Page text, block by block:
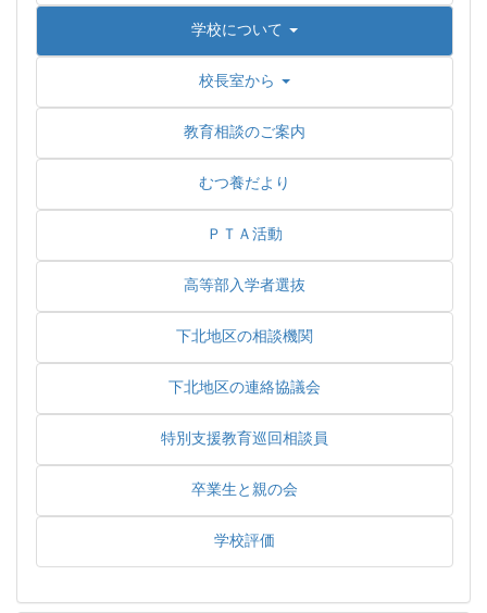
学校について
校長室から
教育相談のご案内
むつ養だより
ＰＴＡ活動
高等部入学者選抜
下北地区の相談機関
下北地区の連絡協議会
特別支援教育巡回相談員
卒業生と親の会
学校評価